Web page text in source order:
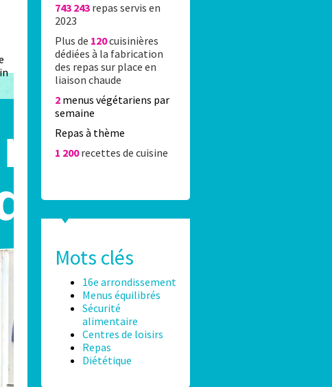
Des élèves du 16e réalisent l’affiche Stade
130 élèves du 16e ont été accueillis Lundi 8 juin 2026 au stade Jean-
participation au concours de dessin organisé par la Caisse des
partenariat avec le Stade Français Paris.
743 243 repas servis en
2023
Plus de 120cuisinières
dédiées à la fabrication
des repas sur place en
liaison chaude
2menus végétariens par
semaine
Repas à thème
1 200recettes de cuisine
Mots clés
16e arrondissement
Menus équilibrés
Sécurité
alimentaire
Centres de loisirs
Repas
Diététique